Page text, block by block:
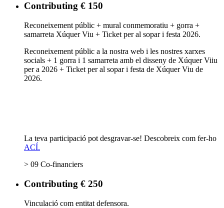
Contributing € 150
Reconeixement públic + mural conmemoratiu + gorra +
samarreta Xúquer Viu + Ticket per al sopar i festa 2026.
Reconeixement públic a la nostra web i les nostres xarxes
socials + 1 gorra i 1 samarreta amb el disseny de Xúquer Viiu
per a 2026 + Ticket per al sopar i festa de Xúquer Viu de
2026.
La teva participació pot desgravar-se! Descobreix com fer-ho
ACÍ.
> 09 Co-financiers
Contributing € 250
Vinculació com entitat defensora.